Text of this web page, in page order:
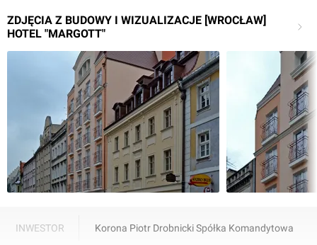
ZDJĘCIA Z BUDOWY I WIZUALIZACJE [WROCŁAW]
HOTEL "MARGOTT"
INWESTOR Korona Piotr Drobnicki Spółka Komandytowa